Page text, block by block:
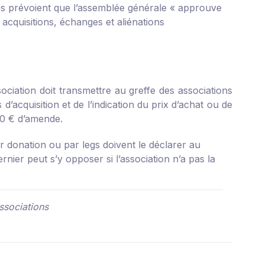
prévoient que l’assemblée générale « approuve
échanges et aliénations
doit transmettre au greffe des associations
et de l’indication du prix d’achat ou de
€ d’amende.
donation ou par legs doivent le déclarer au
peut s’y opposer si l’association n’a pas la